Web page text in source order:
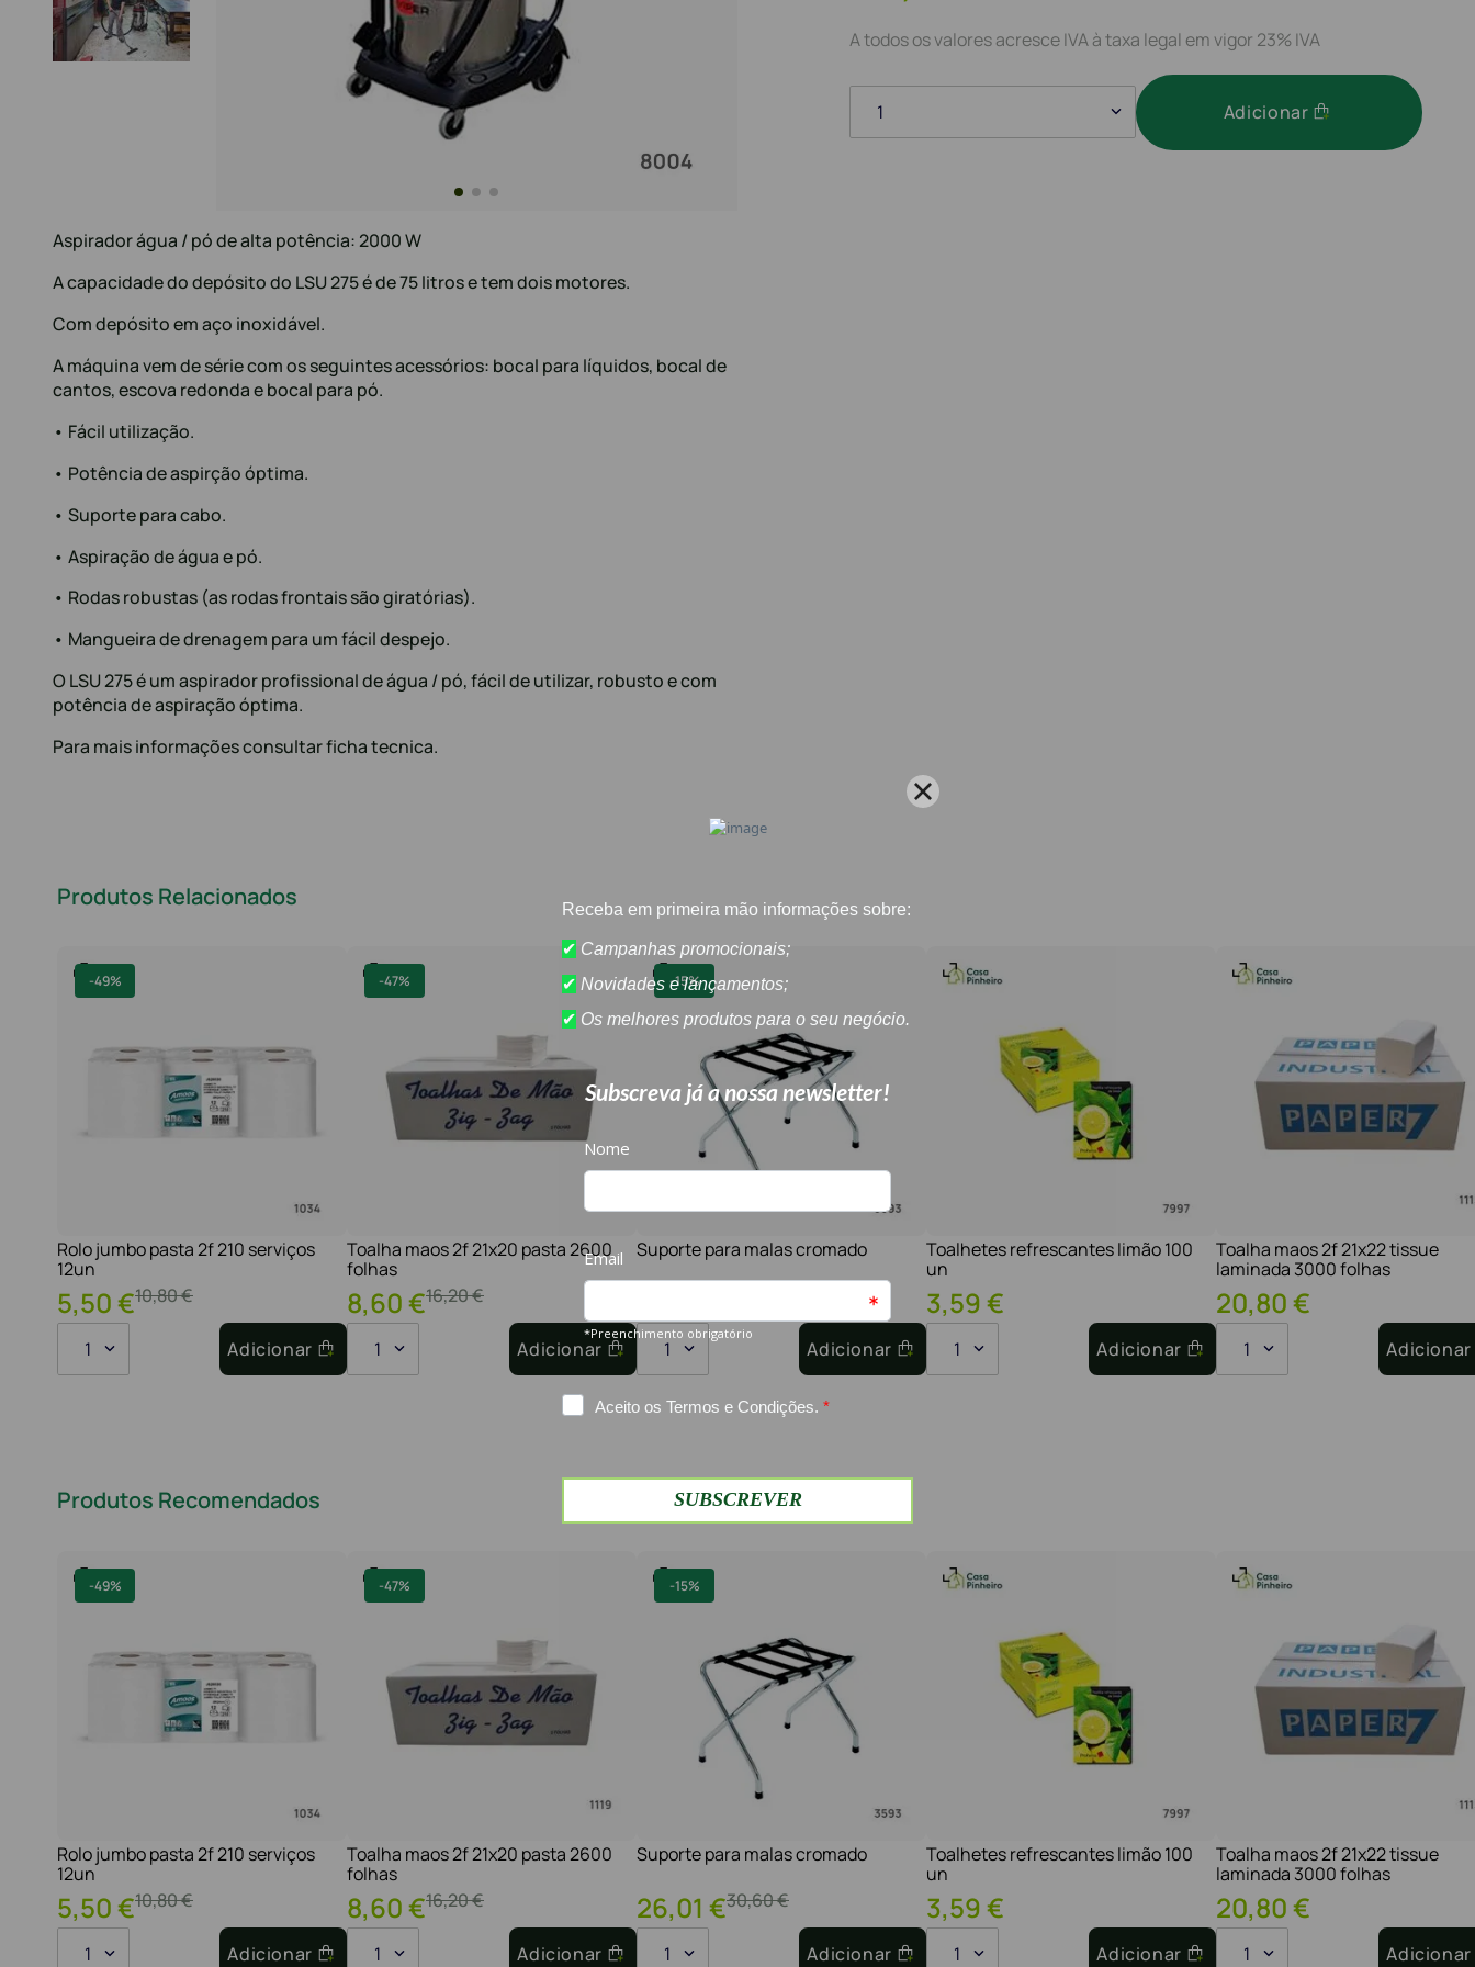
Aspirador água / pó de alta potência: 2000 W
A capacidade do depósito do LSU 275 é de 75 litros e tem dois motores.
Com depósito em aço inoxidável.
A máquina vem de série com os seguintes acessórios: bocal para líquidos, bocal de
cantos, escova redonda e bocal para pó.
• Fácil utilização.
• Potência de aspirção óptima.
• Suporte para cabo.
• Aspiração de água e pó.
• Rodas robustas (as rodas frontais são giratórias).
• Mangueira de drenagem para um fácil despejo.
O LSU 275 é um aspirador profissional de água / pó, fácil de utilizar, robusto e com
potência de aspiração óptima.
Para mais informações consultar ficha tecnica.
A todos os valores acresce IVA à taxa legal em vigor 23% IVA
1 Adicionar
Produtos Relacionados
-49%
Rolo jumbo pasta 2f 210 serviços
12un
10,80€
5,50€
1 Adicionar
-47%
Toalha maos 2f 21x20 pasta 2600
folhas
16,20€
8,60€
1 Adicionar
-15%
Suporte para malas cromado
1 Adicionar
Toalhetes refrescantes limão 100
un
3,59€
1 Adicionar
Toalha maos 2f 21x22 tissue
laminada 3000 folhas
20,80€
1 Adicionar
Produtos Recomendados
-49%
Rolo jumbo pasta 2f 210 serviços
12un
10,80€
5,50€
1 Adicionar
-47%
Toalha maos 2f 21x20 pasta 2600
folhas
16,20€
8,60€
1 Adicionar
-15%
Suporte para malas cromado
30,60€
26,01 €
1 Adicionar
Toalhetes refrescantes limão 100
un
3,59€
1 Adicionar
Toalha maos 2f 21x22 tissue
laminada 3000 folhas
20,80€
1 Adicionar